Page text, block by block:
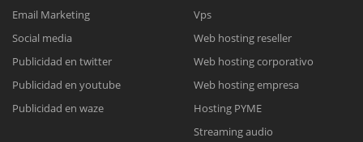
Reunión online
Meet para la reunión online.
Cotización
Chat Online
Todos nuestros ejecutivos están fuera de línea. Complete el formulario
Email Marketing
Social media
Publicidad en twitter
Publicidad en youtube
Publicidad en waze
Vps
Web hosting reseller
Web hosting corporativo
Web hosting empresa
Hosting PYME
Streaming audio